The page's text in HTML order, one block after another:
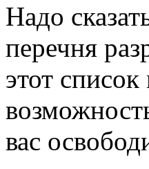
Надо
перечня
этот
вас